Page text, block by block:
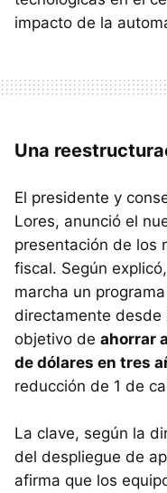
impacto de la
Una
El presidente y
Lores, anunció el
presentación de los
fiscal. Según
marcha un
directamente desde
objetivo de ahorrar
de dólares en tres
reducción de 1 de
La clave, según la
del despliegue de
afirma que los